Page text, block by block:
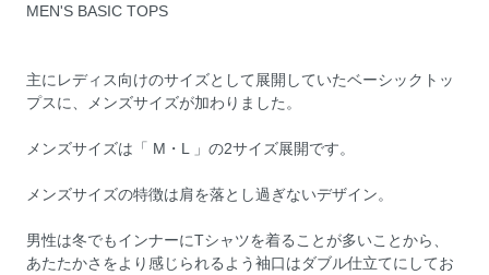
MEN'S BASIC TOPS
主にレディス向けのサイズとして展開していたベーシックトッ
プスに、メンズサイズが加わりました。
メンズサイズは「 M・L 」の2サイズ展開です。
メンズサイズの特徴は肩を落とし過ぎないデザイン。
男性は冬でもインナーにTシャツを着ることが多いことから、
あたたかさをより感じられるよう袖口はダブル仕立てにしてお